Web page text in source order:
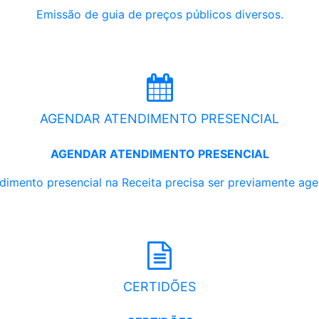
Emissão de guia de preços públicos diversos.
AGENDAR ATENDIMENTO PRESENCIAL
AGENDAR ATENDIMENTO PRESENCIAL
presencial na Receita precisa ser previamente
CERTIDÕES